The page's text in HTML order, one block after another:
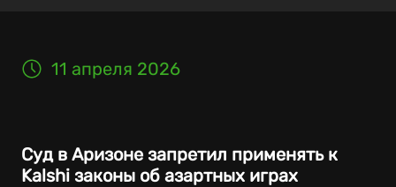
11 апреля 2026
Суд в Аризоне запретил применять к
Kalshi законы об азартных играх